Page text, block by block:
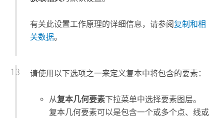
有关此设置工作原理的详细信息，请参阅复制和相
关数据。
请使用以下选项之一来定义复本中将包含的要素：
从复本几何要素下拉菜单中选择要素图层。
复本几何要素可以是包含一个或多个点、线或